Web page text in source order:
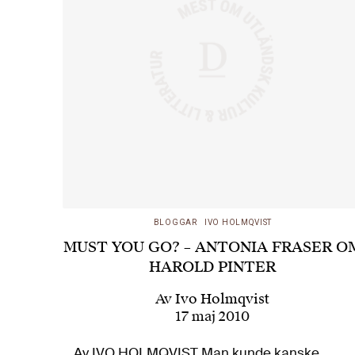
BLOGGAR IVO HOLMQVIST
MUST YOU GO? – ANTONIA FRASER
HAROLD PINTER
AvIvo Holmqvist
17 maj 2010